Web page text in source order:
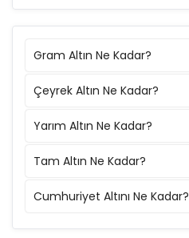
Gram Altın Ne Kadar?
Çeyrek Altın Ne Kadar?
Yarım Altın Ne Kadar?
Tam Altın Ne Kadar?
Cumhuriyet Altını Ne Kadar?